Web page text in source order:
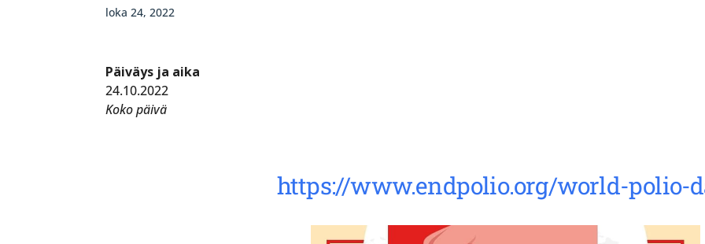
loka 24, 2022
Päiväys ja aika
24.10.2022
Koko päivä
https://www.endpolio.org/world-polio-